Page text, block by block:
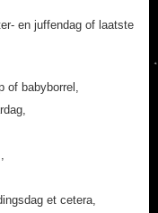
en juffendag of laatste
of babyborrel,
et cetera,